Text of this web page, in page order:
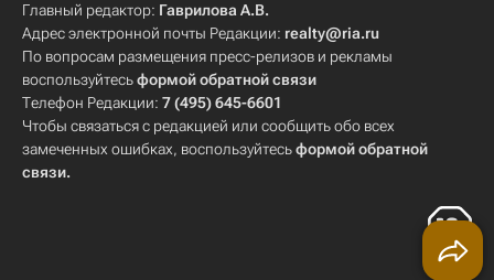
Главный редактор: Гаврилова А.В.
Адрес электронной почты Редакции: realty@ria.ru
По вопросам размещения пресс-релизов и рекламы
воспользуйтесьформой обратной связи
Телефон Редакции: 7 (495) 645-6601
Чтобы связаться с редакцией или сообщить обо всех
замеченных ошибках, воспользуйтесьформой обратной
связи.